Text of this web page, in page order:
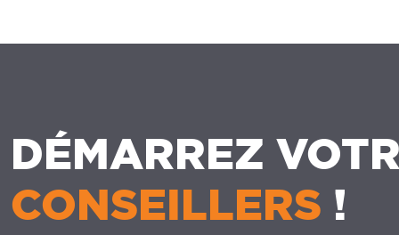
DÉMARREZ
CONSEILLERS !